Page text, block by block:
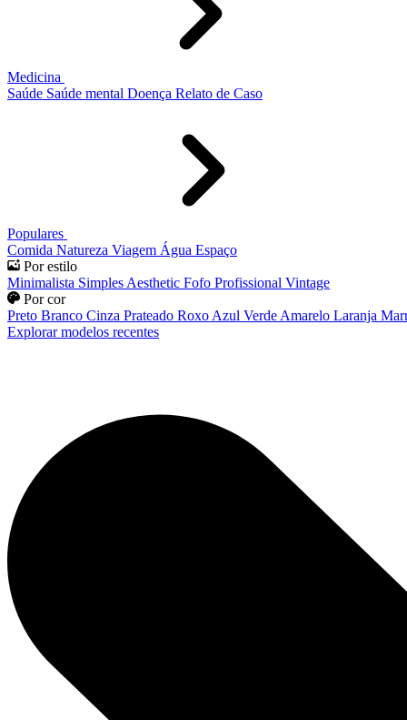
Medicina
Saúde Saúde mental Doença Relato de Caso
Populares
Comida Natureza Viagem Água Espaço
Por estilo
Minimalista Simples Aesthetic Fofo Profissional Vintage
Por cor
Preto Branco Cinza Prateado Roxo Azul Verde Amarelo Laranja
Explorar modelos recentes